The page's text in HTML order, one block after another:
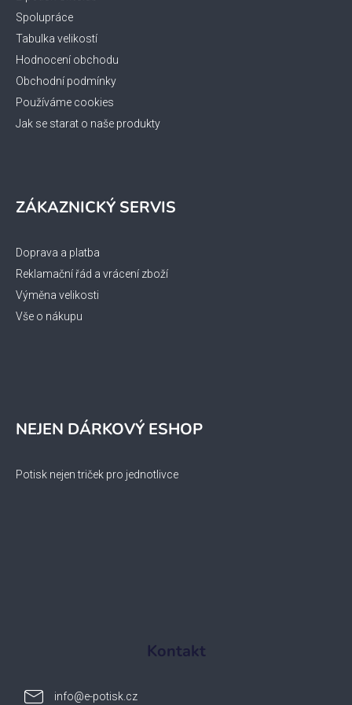
Spolupráce
Tabulka velikostí
Hodnocení obchodu
Obchodní podmínky
Používáme cookies
Jak se starat o naše produkty
ZÁKAZNICKÝ SERVIS
Doprava a platba
Reklamační řád a vrácení zboží
Výměna velikosti
Vše o nákupu
NEJEN DÁRKOVÝ ESHOP
Potisk nejen triček pro jednotlivce
Kontakt
info@e-potisk.cz